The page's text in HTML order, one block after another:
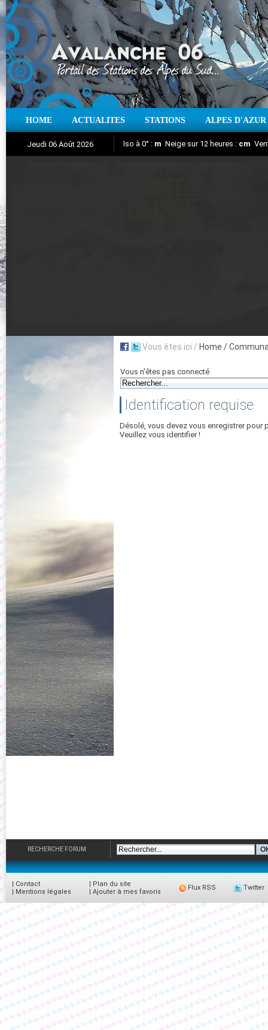
HOME ACTUALITES STATIONS ALPES D'AZUR
Jeudi 06 Août 2026 Iso à 0° : m Neige sur 12 heures : cm
Vous êtes ici / Home /
Vous n'êtes pas connecté
Identification requise
Désolé, vous devez vous enregistrer pour
Veuillez vous identifier !
RECHERCHE FORUM
| Contact
| Mentions légales
| Plan du site
| Ajouter à mes favoris
Flux RSS Twitter